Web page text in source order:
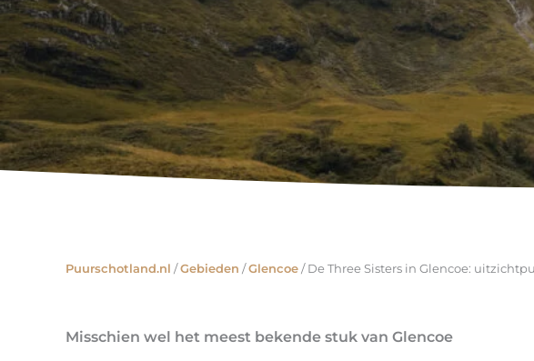
Puurschotland.nl /Gebieden /Glencoe/De Three Sisters in Glencoe:
Misschien wel het meest bekende stuk van Glencoe